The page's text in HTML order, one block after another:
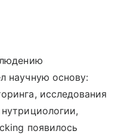
научную основу:
исследования
появилось